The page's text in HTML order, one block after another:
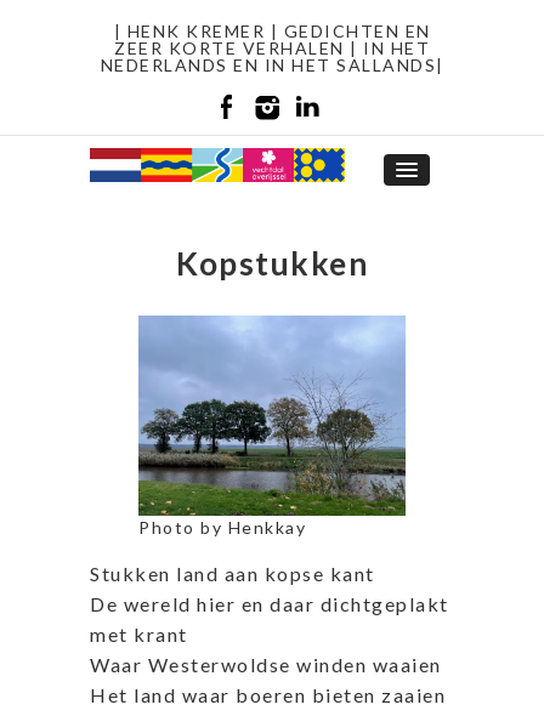
| HENK KREMER | GEDICHTEN EN
ZEER KORTE VERHALEN | IN HET
NEDERLANDS EN IN HET SALLANDS|
Kopstukken
Photo by Henkkay
Stukken land aan kopse kant
De wereld hier en daar dichtgeplakt
met krant
Waar Westerwoldse winden waaien
Het land waar boeren bieten zaaien